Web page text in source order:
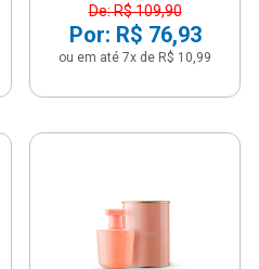
De: R$ 109,90
Por: R$ 76,93
ou em até 7x de R$ 10,99